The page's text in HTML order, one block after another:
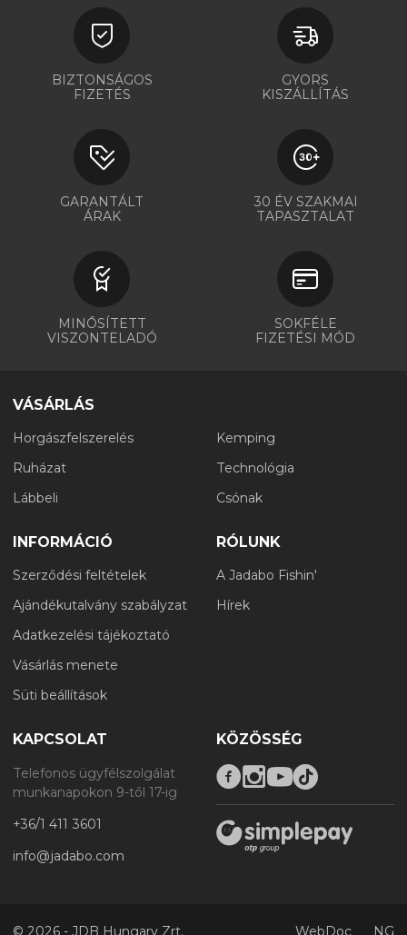
BIZTONSÁGOS
FIZETÉS
GYORS
KISZÁLLÍTÁS
GARANTÁLT
ÁRAK
30 ÉV SZAKMAI
TAPASZTALAT
MINŐSÍTETT
VISZONTELADÓ
SOKFÉLE
FIZETÉSI MÓD
VÁSÁRLÁS
Horgászfelszerelés
Ruházat
Lábbeli
Kemping
Technológia
Csónak
INFORMÁCIÓ
Szerződési feltételek
Ajándékutalvány szabályzat
Adatkezelési tájékoztató
Vásárlás menete
Süti beállítások
RÓLUNK
A Jadabo Fishin'
Hírek
KAPCSOLAT
Telefonos ügyfélszolgálat
munkanapokon 9-től 17-ig
+36/1 411 3601
info@jadabo.com
KÖZÖSSÉG
© 2026 - JDB Hungary Zrt. WebDoc NG